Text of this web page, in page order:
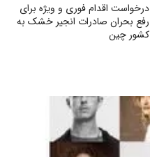
درخواست اقدام فوری و ویژه برای
رفع بحران صادرات انجیر خشک به
کشور چین